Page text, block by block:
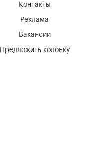
Вакансии
Реклама
Контакты
Предложить колонку